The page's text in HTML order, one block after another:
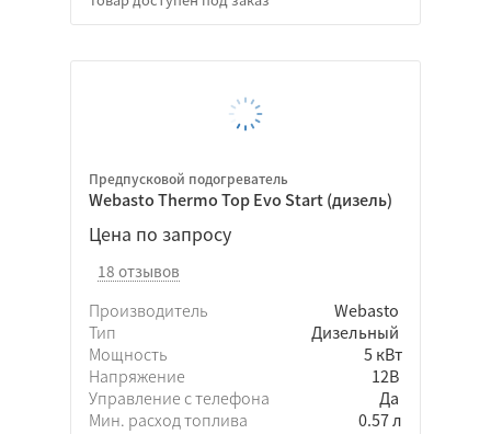
Предпусковой подогреватель
Webasto Thermo Top Evo Start (дизель)
Цена по запросу
18 отзывов
Производитель
Webasto
Тип
Дизельный
Мощность
5 кВт
Напряжение
12В
Управление с телефона
Да
Мин. расход топлива
0.57 л